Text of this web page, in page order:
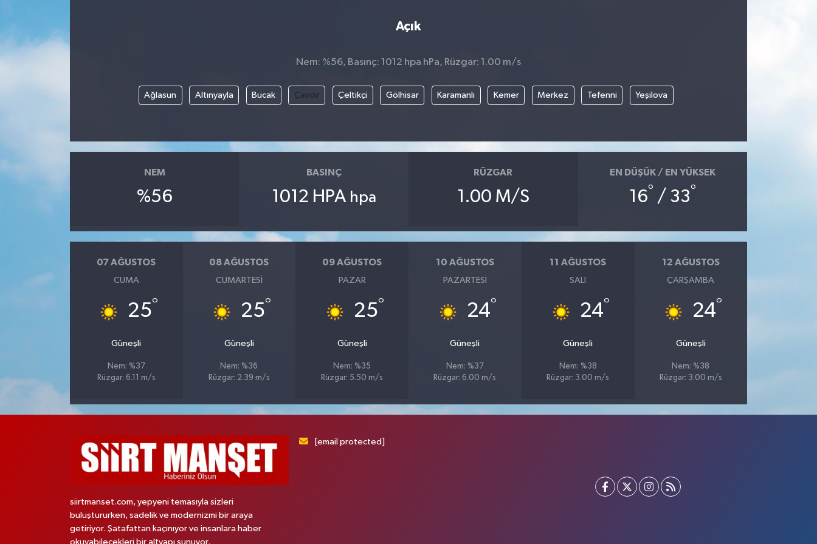
Açık
Nem: %56, Basınç: 1012 hpa hPa, Rüzgar: 1.00 m/s
Ağlasun Altınyayla Bucak Çavdır Çeltikçi Gölhisar Karamanlı Kemer Merkez Tefenni Yeşilova
NEM
%56
BASINÇ
1012 HPA hpa
RÜZGAR
1.00 M/S
EN DÜŞÜK / EN YÜKSEK
16° / 33°
07 AĞUSTOS
CUMA
25°
Güneşli
Nem: %37
Rüzgar: 6.11 m/s
08 AĞUSTOS
CUMARTESI
25°
Güneşli
Nem: %36
Rüzgar: 2.39 m/s
09 AĞUSTOS
PAZAR
25°
Güneşli
Nem: %35
Rüzgar: 5.50 m/s
10 AĞUSTOS
PAZARTESI
24°
Güneşli
Nem: %37
Rüzgar: 6.00 m/s
11 AĞUSTOS
SALI
24°
Güneşli
Nem: %38
Rüzgar: 3.00 m/s
12 AĞUSTOS
ÇARŞAMBA
24°
Güneşli
Nem: %38
Rüzgar: 3.00 m/s
siirtmanset.com, yepyeni temasıyla sizleri
buluştururken, sadelik ve modernizmi bir araya
getiriyor. Şatafattan kaçınıyor ve insanlara haber
okuyabilecekleri bir altyapı sunuyor.
[email protected]